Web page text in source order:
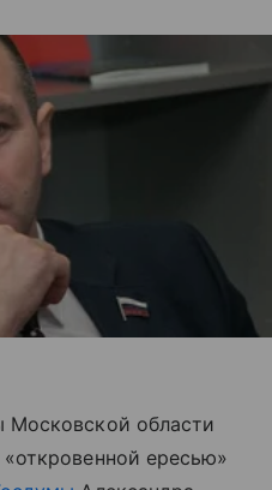
Московской области
ересью»